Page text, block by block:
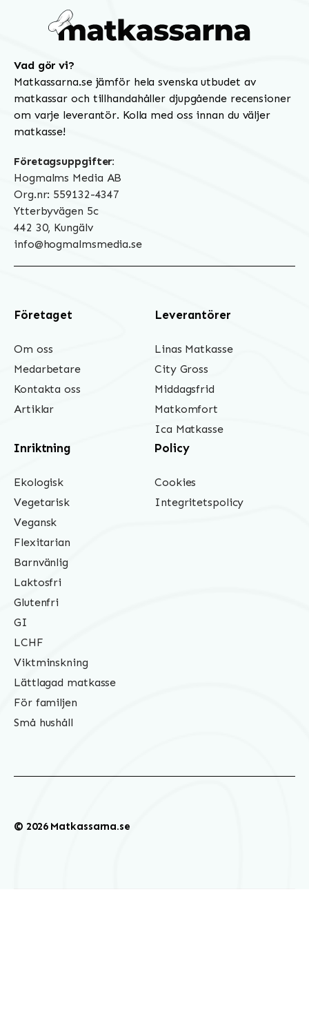
Vad gör vi?
Matkassarna.se jämför hela svenska utbudet av
matkassar och tillhandahåller djupgående recensioner
om varje leverantör. Kolla med oss innan du väljer
matkasse!
Företagsuppgifter:
Hogmalms Media AB
Org.nr: 559132-4347
Ytterbyvägen 5c
442 30, Kungälv
info@hogmalmsmedia.se
Företaget
Om oss
Medarbetare
Kontakta oss
Artiklar
Leverantörer
Linas Matkasse
City Gross
Middagsfrid
Matkomfort
Ica Matkasse
Inriktning
Ekologisk
Vegetarisk
Vegansk
Flexitarian
Barnvänlig
Laktosfri
Glutenfri
GI
LCHF
Viktminskning
Lättlagad matkasse
För familjen
Små hushåll
Policy
Cookies
Integritetspolicy
© 2026 Matkassarna.se